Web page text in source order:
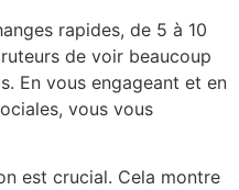
rapides, de 5 à 10
de voir beaucoup
En vous engageant et en
vous vous
est crucial. Cela montre